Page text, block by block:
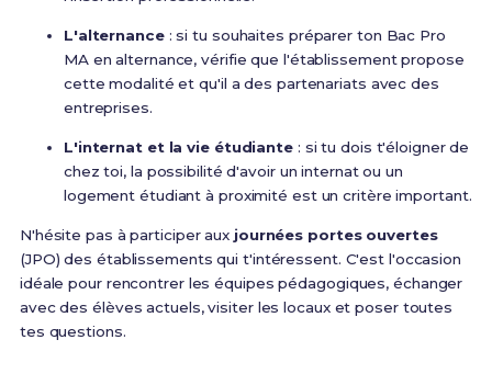
L'alternance: si tu souhaites préparer ton Bac Pro
MA en alternance, vérifie que l'établissement propose
cette modalité et qu'il a des partenariats avec des
entreprises.
L'internat et la vie étudiante: si tu dois t'éloigner de
chez toi, la possibilité d'avoir un internat ou un
logement étudiant à proximité est un critère important.
N'hésite pas à participer aux journées portes ouvertes
(JPO) des établissements qui t'intéressent. C'est l'occasion
idéale pour rencontrer les équipes pédagogiques, échanger
avec des élèves actuels, visiter les locaux et poser toutes
tes questions.